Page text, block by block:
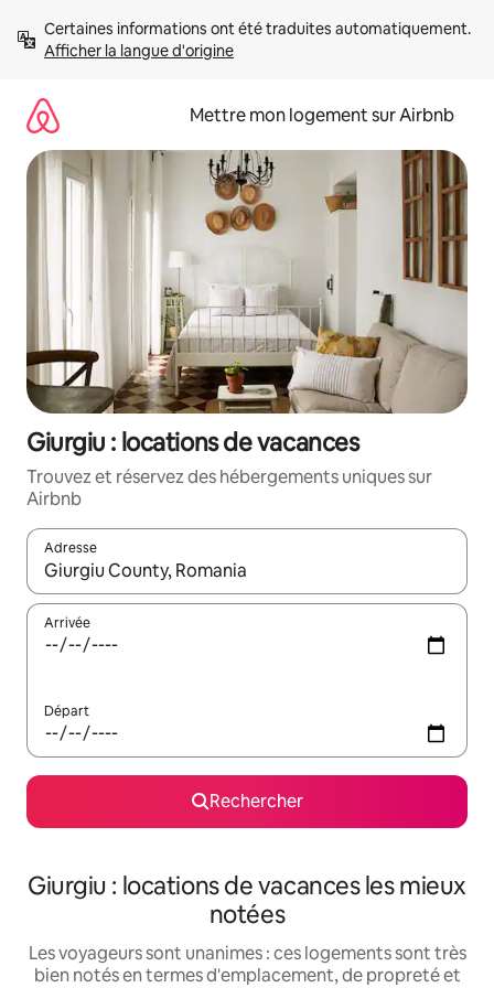
directement
Afficher la langue d'origine
Mettre mon logement sur Airbnb
Giurgiu : locations de vacances
Trouvez et réservez des hébergements uniques sur
Airbnb
Adresse
Lorsque les résultats s'affichent, utilisez les flèches vers le
Arrivée
Départ
Rechercher
Giurgiu : locations de vacances les mieux
notées
Les voyageurs sont unanimes : ces logements sont très
bien notés en termes d'emplacement, de propreté et